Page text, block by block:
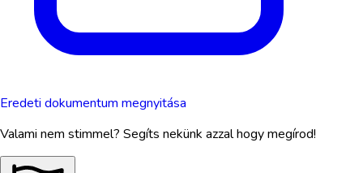
Eredeti dokumentum megnyitása
Valami nem stimmel? Segíts nekünk azzal hogy megírod!